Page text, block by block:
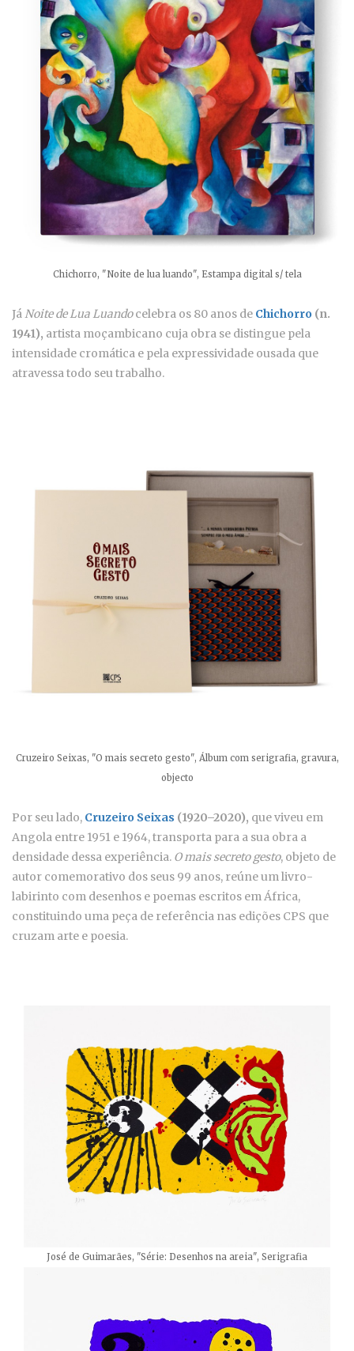
Chichorro, "Noite de lua luando", Estampa digital s/ tela
JáNoite de Lua Luandocelebra os 80 anos de Chichorro (n.
1941), artista moçambicano cuja obra se distingue pela
intensidade cromática e pela expressividade ousada que
atravessa todo seu trabalho.
Cruzeiro Seixas, "O mais secreto gesto", Álbum com serigrafia, gravura,
objecto
Por seu lado, Cruzeiro Seixas (1920–2020), que viveu em
Angola entre 1951 e 1964, transporta para a sua obra a
densidade dessa experiência. O mais secreto gesto, objeto de
autor comemorativo dos seus 99 anos, reúne um livro-
labirinto com desenhos e poemas escritos em África,
constituindo uma peça de referência nas edições CPS que
cruzam arte e poesia.
José de Guimarães, "Série: Desenhos na areia", Serigrafia